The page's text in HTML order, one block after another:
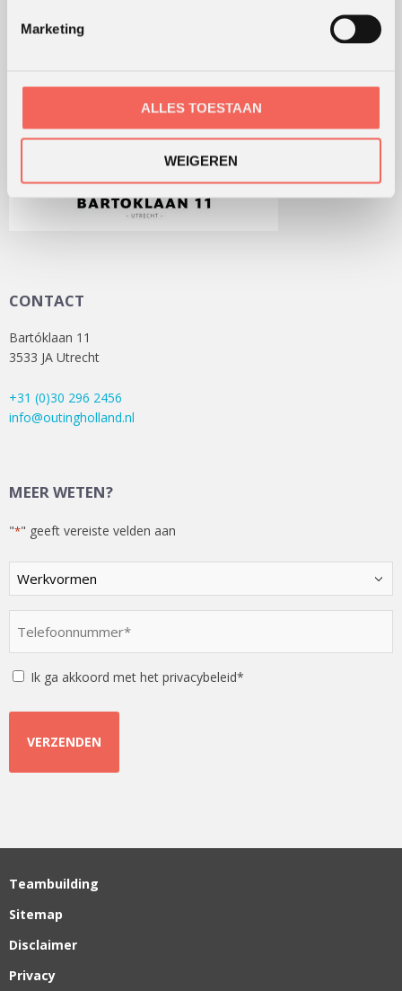
Marketing
ALLES TOESTAAN
WEIGEREN
CONTACT
Bartóklaan 11
3533 JA Utrecht
+31 (0)30 296 2456
info@outingholland.nl
MEER WETEN?
"*" geeft vereiste velden aan
Kies
een
optie
Instemming
Ik ga akkoord met het privacybeleid*
Teambuilding
Sitemap
Disclaimer
Privacy